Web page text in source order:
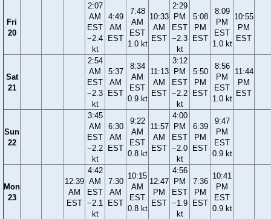
Fri
20
2:07
AM
EST
−2.4
kt
4:49
AM
EST
7:48
AM
EST
1.0 kt
10:33
AM
EST
2:29
PM
EST
−2.3
kt
5:08
PM
EST
8:09
PM
EST
1.0 kt
10:55
PM
EST
Sat
21
2:54
AM
EST
−2.3
kt
5:37
AM
EST
8:34
AM
EST
0.9 kt
11:13
AM
EST
3:12
PM
EST
−2.2
kt
5:50
PM
EST
8:56
PM
EST
1.0 kt
11:44
PM
EST
Sun
22
3:45
AM
EST
−2.2
kt
6:30
AM
EST
9:22
AM
EST
0.8 kt
11:57
AM
EST
4:00
PM
EST
−2.0
kt
6:39
PM
EST
9:47
PM
EST
0.9 kt
Mon
23
12:39
AM
EST
4:42
AM
EST
−2.1
kt
7:30
AM
EST
10:15
AM
EST
0.8 kt
12:47
PM
EST
4:56
PM
EST
−1.9
kt
7:36
PM
EST
10:41
PM
EST
0.9 kt